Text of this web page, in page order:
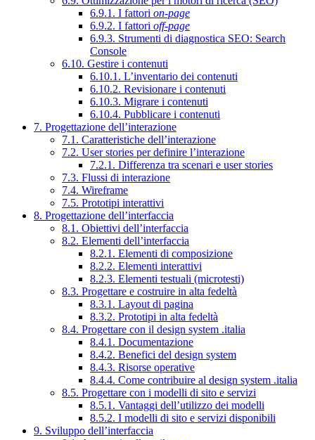
6.9.1. I fattori on-page
6.9.2. I fattori off-page
6.9.3. Strumenti di diagnostica SEO: Search
Console
6.10. Gestire i contenuti
6.10.1. L’inventario dei contenuti
6.10.2. Revisionare i contenuti
6.10.3. Migrare i contenuti
6.10.4. Pubblicare i contenuti
7. Progettazione dell’interazione
7.1. Caratteristiche dell’interazione
7.2. User stories per definire l’interazione
7.2.1. Differenza tra scenari e user stories
7.3. Flussi di interazione
7.4. Wireframe
7.5. Prototipi interattivi
8. Progettazione dell’interfaccia
8.1. Obiettivi dell’interfaccia
8.2. Elementi dell’interfaccia
8.2.1. Elementi di composizione
8.2.2. Elementi interattivi
8.2.3. Elementi testuali (microtesti)
8.3. Progettare e costruire in alta fedeltà
8.3.1. Layout di pagina
8.3.2. Prototipi in alta fedeltà
8.4. Progettare con il design system .italia
8.4.1. Documentazione
8.4.2. Benefici del design system
8.4.3. Risorse operative
8.4.4. Come contribuire al design system .italia
8.5. Progettare con i modelli di sito e servizi
8.5.1. Vantaggi dell’utilizzo dei modelli
8.5.2. I modelli di sito e servizi disponibili
9. Sviluppo dell’interfaccia